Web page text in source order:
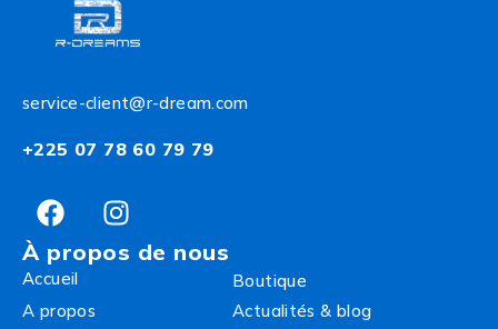
service-client@r-dream.com
+225 07 78 60 79 79
À propos de nous
Accueil
Boutique
A propos
Actualités & blog